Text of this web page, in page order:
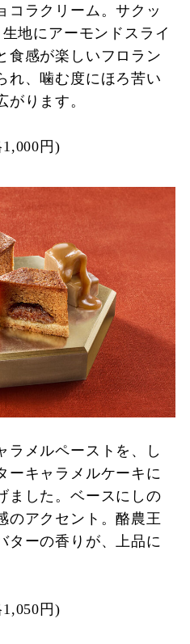
コラクリーム。サクッ
地にアーモンドスライ
食感が楽しいフロラン
れ、噛む度にほろ苦い
ります。
円)
ラメルペーストを、し
ーキャラメルケーキに
ました。ベースにしの
のアクセント。酪農王
ターの香りが、上品に
円)